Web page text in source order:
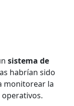
sistema de
habrían sido
monitorear la